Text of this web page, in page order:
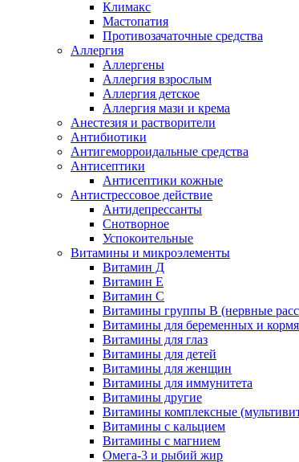
Климакс
Мастопатия
Противозачаточные средства
Аллергия
Аллергены
Аллергия взрослым
Аллергия детское
Аллергия мази и крема
Анестезия и растворители
Антибиотики
Антигеморроидальные средства
Антисептики
Антисептики кожные
Антистрессовое действие
Антидепрессанты
Снотворное
Успокоительные
Витамины и микроэлементы
Витамин Д
Витамин Е
Витамин С
Витамины группы В (нервные
Витамины для беременных и
Витамины для глаз
Витамины для детей
Витамины для женщин
Витамины для иммунитета
Витамины другие
Витамины комплексные
Витамины с кальцием
Витамины с магнием
Омега-3 и рыбий жир